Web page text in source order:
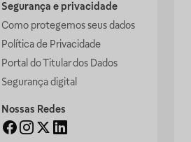
Segurança e privacidade
Como protegemos seus dados
Política de Privacidade
Portal do Titular dos Dados
Segurança digital
Nossas Redes